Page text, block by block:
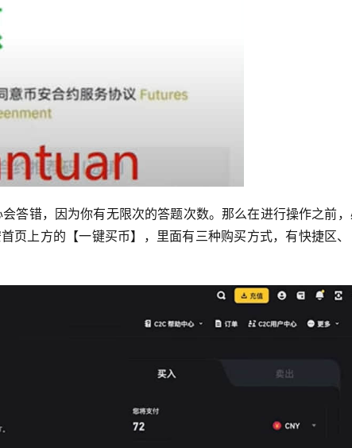
答错，因为你有无限次的答题次数。那么在进行操作之前
页上方的【一键买币】，里面有三种购买方式，有快捷区